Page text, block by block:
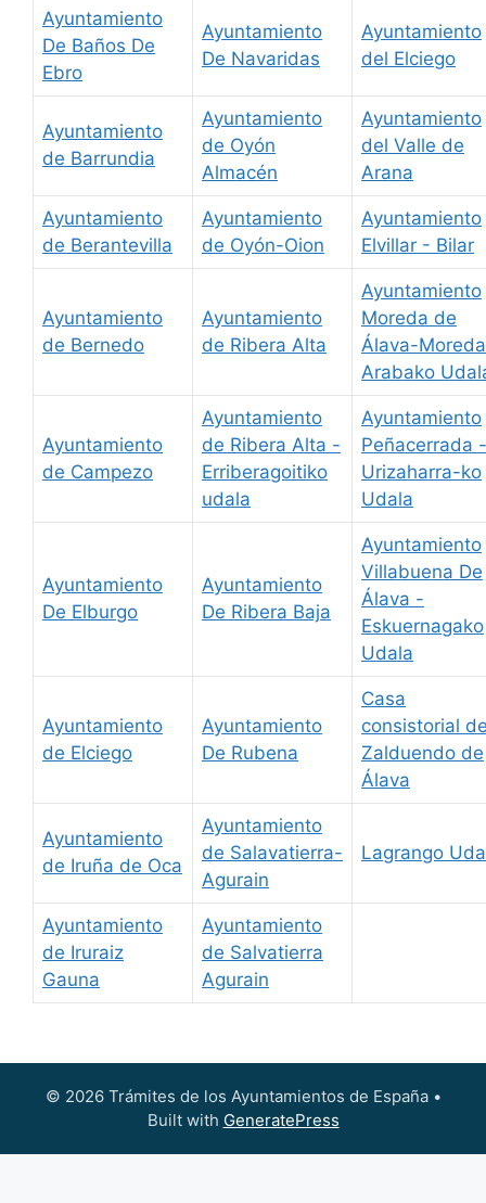
Ayuntamiento
De Baños De
Ebro
Ayuntamiento
De Navaridas
Ayuntamiento
del Elciego
Ayuntamiento
de Barrundia
Ayuntamiento
de Oyón
Almacén
Ayuntamiento
del Valle de
Arana
Ayuntamiento
de Berantevilla
Ayuntamiento
de Oyón-Oion
Ayuntamiento
Elvillar - Bilar
Ayuntamiento
de Bernedo
Ayuntamiento
de Ribera Alta
Ayuntamiento
Moreda de
Álava-Moreda
Arabako
Ayuntamiento
de Campezo
Ayuntamiento
de Ribera Alta -
Erriberagoitiko
udala
Ayuntamiento
Peñacerrada -
Urizaharra-ko
Udala
Ayuntamiento
De Elburgo
Ayuntamiento
De Ribera Baja
Ayuntamiento
Villabuena De
Álava -
Eskuernagako
Udala
Ayuntamiento
de Elciego
Ayuntamiento
De Rubena
Casa
consistorial
Zalduendo de
Álava
Ayuntamiento
de Iruña de Oca
Ayuntamiento
de Salavatierra-
Agurain
Lagrango
Ayuntamiento
de Iruraiz
Gauna
Ayuntamiento
de Salvatierra
Agurain
© 2026 Trámites de los Ayuntamientos de España•
Built with GeneratePress